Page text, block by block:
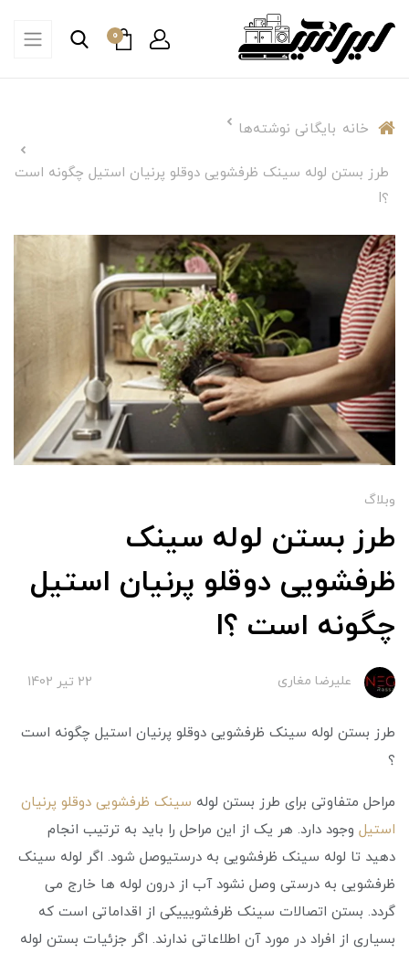
0
خانه بایگانی نوشته‌ها
طرز بستن لوله سینک ظرفشویی دوقلو پرنیان استیل چگونه است
؟I
وبلاگ
طرز بستن لوله سینک
ظرفشویی دوقلو پرنیان استیل
چگونه است ؟I
علیرضا مغاری 22 تير 1402
طرز بستن لوله سینک ظرفشویی دوقلو پرنیان استیل چگونه است
؟
مراحل متفاوتی برای طرز بستن لوله سینک ظرفشویی دوقلو پرنیان
استیل وجود دارد. هر یک از این مراحل را باید به ترتیب انجام
دهید تا لوله سینک ظرفشویی به درستیوصل شود. اگر لوله سینک
ظرفشویی به درستی وصل نشود آب از درون لوله ها خارج می
گردد. بستن اتصالات سینک ظرفشویییکی از اقداماتی است که
بسیاری از افراد در مورد آن اطلاعاتی ندارند. اگر جزئیات بستن لوله